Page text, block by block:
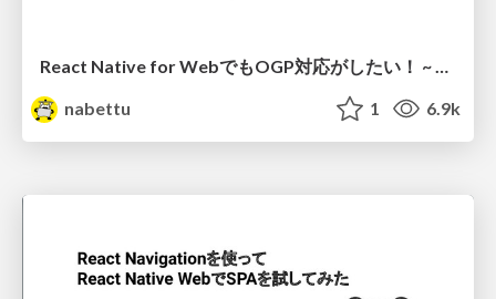
nabettu
1 6.9k